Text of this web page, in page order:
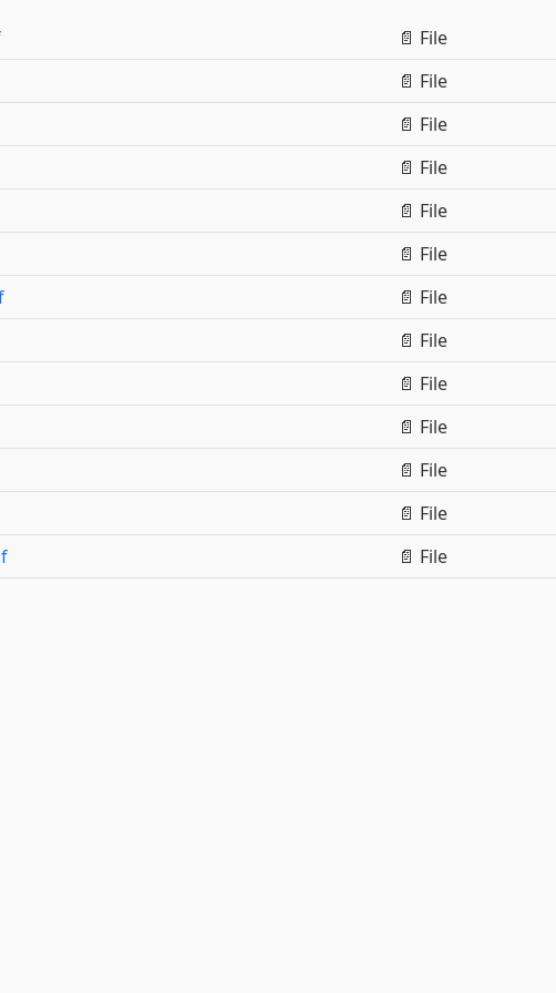
📄 File
📄 File
📄 File
📄 File
📄 File
📄 File
📄 File
📄 File
📄 File
📄 File
📄 File
📄 File
📄 File